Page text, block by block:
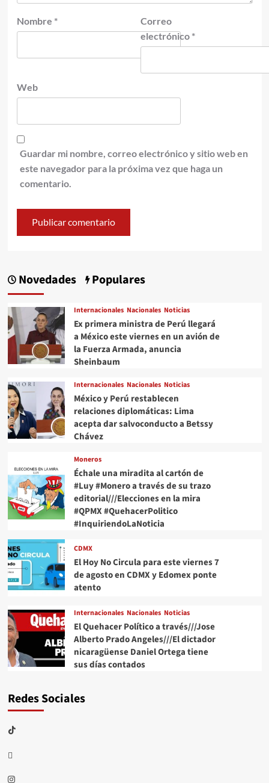
Nombre *
Correo
electrónico *
Web
Guardar mi nombre, correo electrónico y sitio web en
este navegador para la próxima vez que haga un
comentario.
Novedades Populares
Internacionales Nacionales Noticias
Ex primera ministra de Perú llegará
a México este viernes en un avión de
la Fuerza Armada, anuncia
Sheinbaum
Internacionales Nacionales Noticias
México y Perú restablecen
relaciones diplomáticas: Lima
acepta dar salvoconducto a Betssy
Chávez
Moneros
Échale una miradita al cartón de
#Luy #Monero a través de su trazo
editorial///Elecciones en la mira
#QPMX #QuehacerPolitico
#InquiriendoLaNoticia
CDMX
El Hoy No Circula para este viernes 7
de agosto en CDMX y Edomex ponte
atento
Internacionales Nacionales Noticias
El Quehacer Político a través///Jose
Alberto Prado Angeles///El dictador
nicaragüense Daniel Ortega tiene
sus días contados
Redes Sociales
TikTok
threads
Instagram